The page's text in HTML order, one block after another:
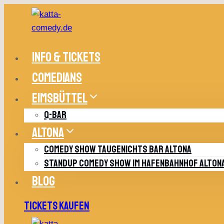
INFO & TICKETS
COMEDIANS
EIMSBÜTTEL
Q-BAR
ALTONA
COMEDY SHOW TAUGENICHTS BAR ALTONA
STANDUP COMEDY SHOW IM HAFENBAHNHOF
BLOG
TICKETS KAUFEN